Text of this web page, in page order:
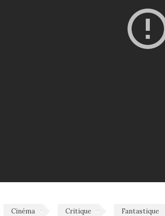
Cinéma Critique Fantastique